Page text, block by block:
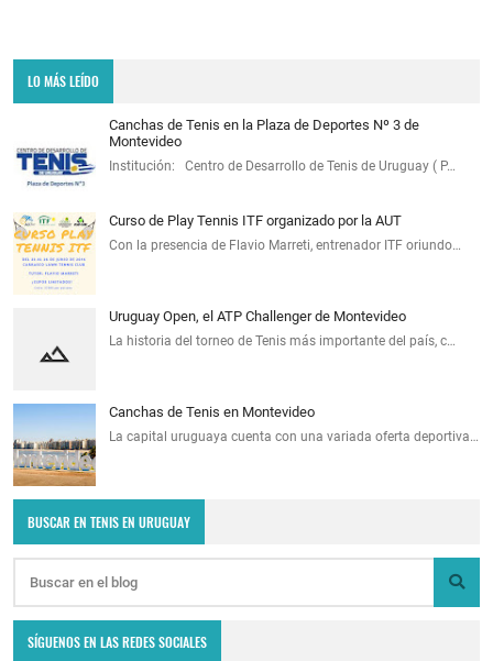
LO MÁS LEÍDO
Canchas de Tenis en la Plaza de Deportes Nº 3 de
Montevideo
Institución: Centro de Desarrollo de Tenis de Uruguay ( P…
Curso de Play Tennis ITF organizado por la AUT
Con la presencia de Flavio Marreti, entrenador ITF oriundo…
Uruguay Open, el ATP Challenger de Montevideo
La historia del torneo de Tenis más importante del país, c…
Canchas de Tenis en Montevideo
La capital uruguaya cuenta con una variada oferta deportiva…
BUSCAR EN TENIS EN URUGUAY
SÍGUENOS EN LAS REDES SOCIALES